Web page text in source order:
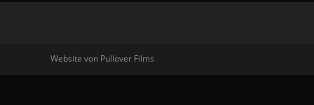
Website von Pullover Films